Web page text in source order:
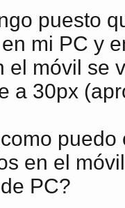
puesto
mi PC y
el móvil se
a 30px
en el
PC?